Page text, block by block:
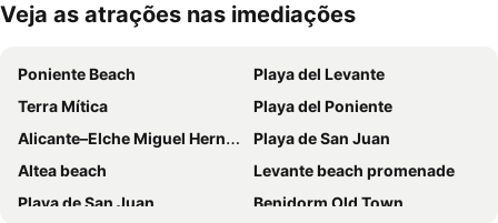
Ampliar mapa
Veja as atrações nas imediações
Poniente Beach
Playa del Levante
Terra Mítica
Playa del Poniente
Alicante–Elche Miguel Hernández Airport
Playa de San Juan
Altea beach
Levante beach promenade
Playa de San Juan
Benidorm Old Town